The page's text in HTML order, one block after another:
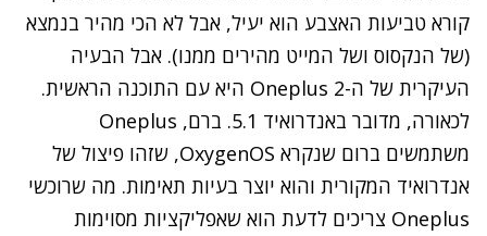
קורא טביעות האצבע הוא יעיל, אבל לא הכי מהיר בנמצא
(של הנקסוס ושל המייט מהירים ממנו). אבל הבעיה
העיקרית של ה-Oneplus 2 היא עם התוכנה הראשית.
לכאורה, מדובר באנדרואיד 5.1. ברם, Oneplus
משתמשים ברום שנקרא OxygenOS, שזהו פיצול של
אנדרואיד המקורית והוא יוצר בעיות תאימות. מה שרוכשי
Oneplus צריכים לדעת הוא שאפליקציות מסוימות